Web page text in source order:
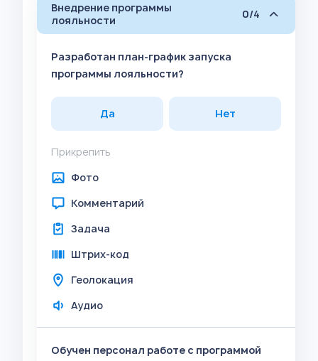
Внедрение программы
лояльности
0/4
Разработан план-график запуска
программы лояльности?
Да Нет
Прикрепить
Фото
Комментарий
Задача
Штрих-код
Геолокация
Аудио
Обучен персонал работе с программой